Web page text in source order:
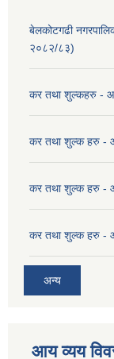
बेलकोटगढी
२०८२/८३)
कर तथा शुल्कहरु -
कर तथा शुल्क हरु -
कर तथा शुल्क हरु -
कर तथा शुल्क हरु -
अन्य
आय व्यय